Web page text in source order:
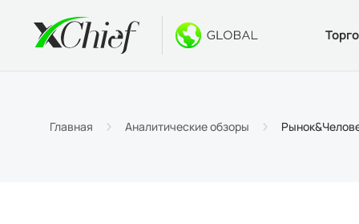
Типы
Главная Аналитические обзоры